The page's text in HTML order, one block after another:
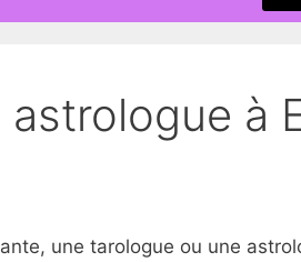
à
une tarologue ou une